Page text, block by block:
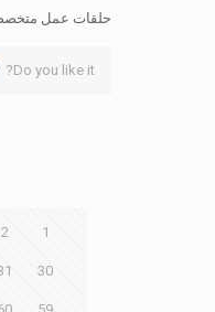
حلقات عمل متخصصة
Do you like it?
1
2
30